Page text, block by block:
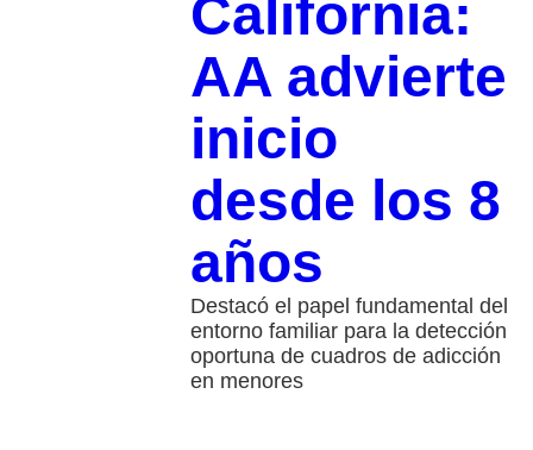
California:
AA advierte
inicio
desde los 8
años
Destacó el papel fundamental del
entorno familiar para la detección
oportuna de cuadros de adicción
en menores